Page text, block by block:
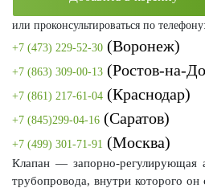
или проконсультироваться по телефону:
+7 (473) 229-52-30 (Воронеж)
+7 (863) 309-00-13 (Ростов-на-
+7 (861) 217-61-04 (Краснодар)
+7 (845)299-04-16 (Саратов)
+7 (499) 301-71-91 (Москва)
Клапан — запорно-регулирующая
трубопровода, внутри которого он